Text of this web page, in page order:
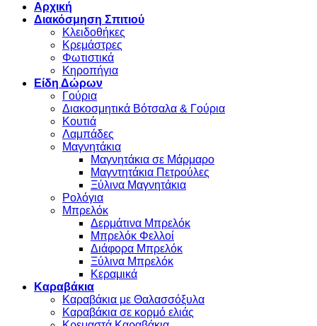
Αρχική
Διακόσμηση Σπιτιού
Κλειδοθήκες
Κρεμάστρες
Φωτιστικά
Κηροπήγια
Είδη Δώρων
Γούρια
Διακοσμητικά Βότσαλα & Γούρια
Κουτιά
Λαμπάδες
Μαγνητάκια
Μαγνητάκια σε Μάρμαρο
Μαγντητάκια Πετρούλες
Ξύλινα Μαγνητάκια
Ρολόγια
Μπρελόκ
Δερμάτινα Μπρελόκ
Μπρελόκ Φελλοί
Διάφορα Μπρελόκ
Ξύλινα Μπρελόκ
Κεραμικά
Καραβάκια
Καραβάκια με Θαλασσόξυλα
Καραβάκια σε κορμό ελιάς